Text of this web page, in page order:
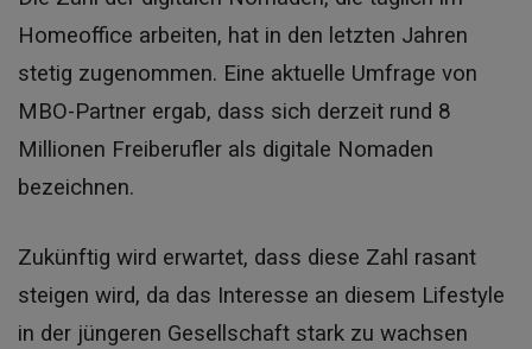
Homeoffice arbeiten, hat in den letzten Jahren
stetig zugenommen. Eine aktuelle Umfrage von
MBO-Partner ergab, dass sich derzeit rund 8
Millionen Freiberufler als digitale Nomaden
bezeichnen.
Zukünftig wird erwartet, dass diese Zahl rasant
steigen wird, da das Interesse an diesem Lifestyle
in der jüngeren Gesellschaft stark zu wachsen